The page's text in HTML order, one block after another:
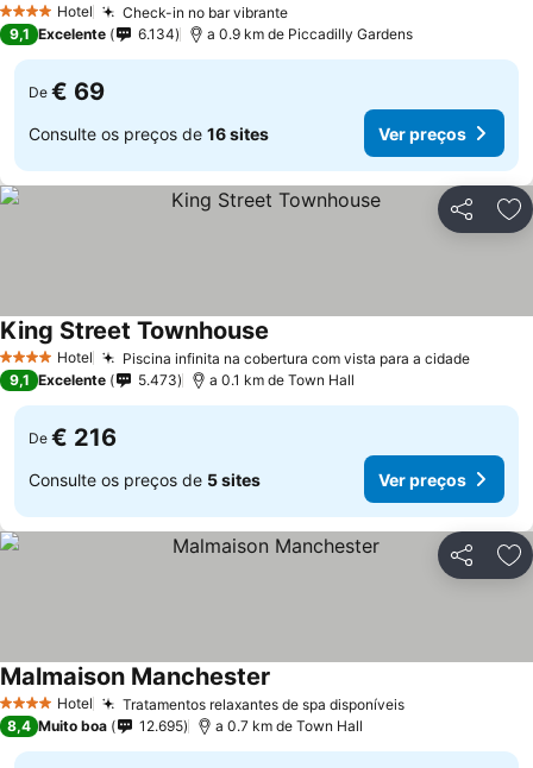
4 EstrelasHotel Check-in no bar vibrante
9,1 Excelente 6.134 a 0.9 km de Piccadilly Gardens
De € 69
Consulte os preços de 16 sites Ver preços
Partilhar
4 EstrelasHotel Piscina infinita na cobertura com vista para a cidade
King Street Townhouse
9,1 Excelente 5.473 a 0.1 km de Town Hall
De € 216
Consulte os preços de 5 sites Ver preços
Partilhar
4 EstrelasHotel Tratamentos relaxantes de spa disponíveis
Malmaison Manchester
8,4 Muito boa 12.695 a 0.7 km de Town Hall